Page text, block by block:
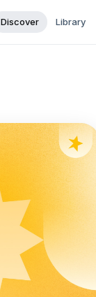
Discover Library